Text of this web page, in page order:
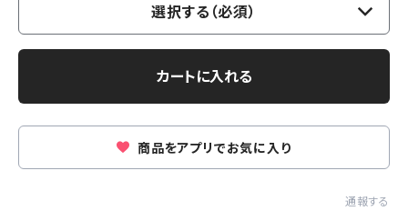
選択する（必須）
カートに入れる
商品をアプリでお気に入り
通報する